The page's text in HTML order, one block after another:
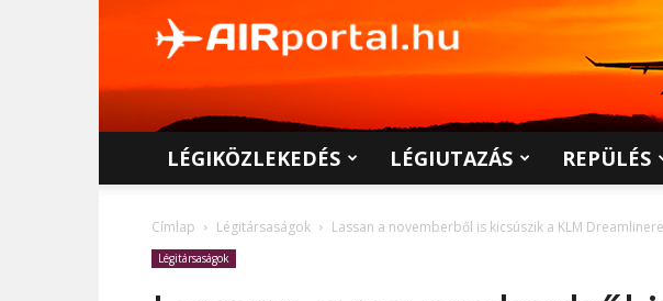
LÉGIKÖZLEKEDÉS LÉGIUTAZÁS REPÜLÉS
Címlap Légitársaságok Lassan a novemberből is kicsúszik a KLM Dreamlinere
Légitársaságok